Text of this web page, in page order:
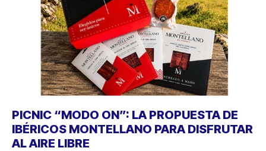
PICNIC “MODO ON”: LA PROPUESTA DE
IBÉRICOS MONTELLANO PARA DISFRUTAR
AL AIRE LIBRE